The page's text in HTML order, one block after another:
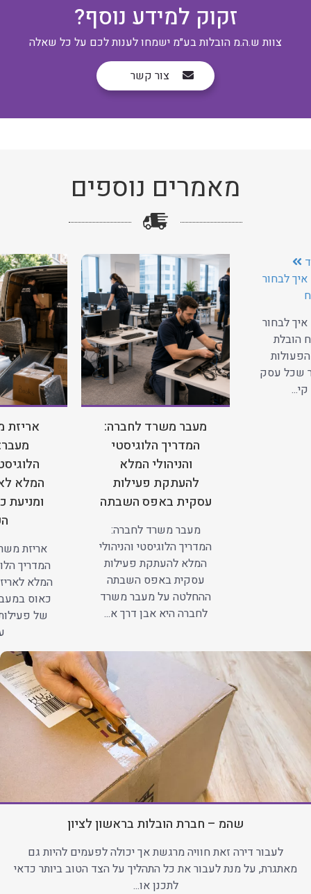
זקוק למידע נוסף?
צוות ש.ה.מ הובלות בע״מ ישמחו לענות לכם על כל שאלה
צור קשר
מאמרים נוספים
לבחור
לבחור
הובלת
שכל עסק
מעבר משרד לחברה:
המדריך הלוגיסטי
והניהולי המלא
להעתקת פעילות
עסקית באפס השבתה
מעבר משרד לחברה:
המדריך הלוגיסטי והניהולי
המלא להעתקת פעילות
עסקית באפס השבתה
ההחלטה על מעבר משרד
לחברה היא אבן דרך א...
אריזת
המלא
ומניעת
אריזת
המדריך
המלא
כאוס
של
שהמ – חברת הובלות בראשון לציון
לעבור דירה זאת חוויה מרגשת אך יכולה לפעמים להיות גם
מאתגרת, על מנת לעבור את כל התהליך על הצד הטוב ביותר כדאי
לתכנן או...